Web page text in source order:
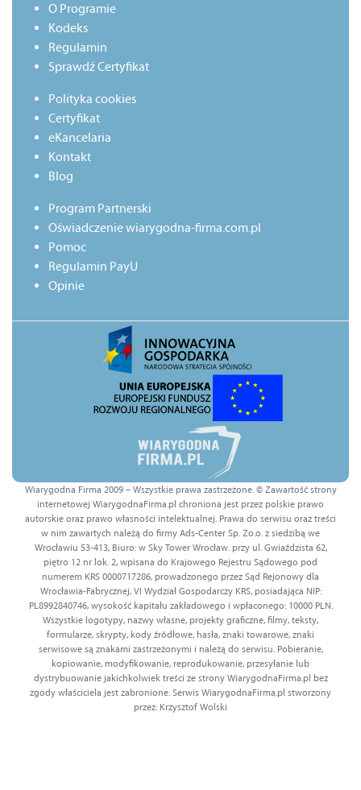
O Programie
Kodeks
Regulamin
Sprawdź Certyfikat
Polityka cookies
Certyfikat
eKancelaria
Kontakt
Blog
Program Partnerski
Oświadczenie wiarygodna-firma.com.pl
Pomoc
Regulamin PayU
Opinie
Wiarygodna Firma 2009 – Wszystkie prawa zastrzeżone. © Zawartość strony
internetowej WiarygodnaFirma.pl chroniona jest przez polskie prawo
autorskie oraz prawo własności intelektualnej. Prawa do serwisu oraz treści
w nim zawartych należą do firmy Ads-Center Sp. Zo.o. z siedzibą we
Wrocławiu 53-413, Biuro: w Sky Tower Wrocław. przy ul. Gwiaździsta 62,
piętro 12 nr lok. 2, wpisana do Krajowego Rejestru Sądowego pod
numerem KRS 0000717286, prowadzonego przez Sąd Rejonowy dla
Wrocławia-Fabrycznej, VI Wydział Gospodarczy KRS, posiadająca NIP:
PL8992840746, wysokość kapitału zakładowego i wpłaconego: 10000 PLN.
Wszystkie logotypy, nazwy własne, projekty graficzne, filmy, teksty,
formularze, skrypty, kody źródłowe, hasła, znaki towarowe, znaki
serwisowe są znakami zastrzeżonymi i należą do serwisu. Pobieranie,
kopiowanie, modyfikowanie, reprodukowanie, przesyłanie lub
dystrybuowanie jakichkolwiek treści ze strony WiarygodnaFirma.pl bez
zgody właściciela jest zabronione. Serwis WiarygodnaFirma.pl stworzony
przez: Krzysztof Wolski